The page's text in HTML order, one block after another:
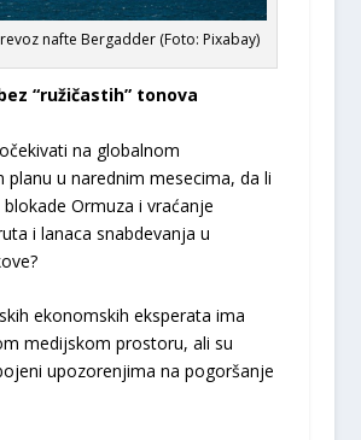
nafte Bergadder (Foto: Pixabay)
“ružičastih” tonova
na globalnom
planu u narednim mesecima, da li
Ormuza i vraćanje
i lanaca snabdevanja u
ekonomskih eksperata ima
medijskom prostoru, ali su
upozorenjima na pogoršanje